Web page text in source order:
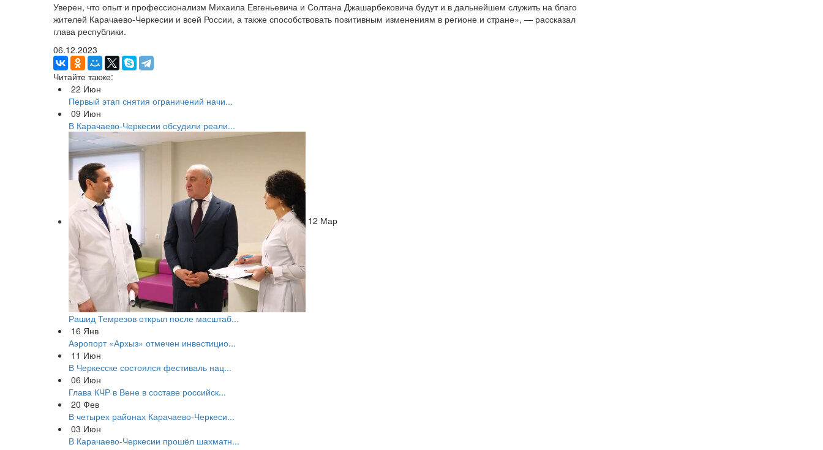
Уверен, что опыт и профессионализм Михаила Евгеньевича и Солтана Джашарбековича будут и в дальнейшем служить на благо
жителей Карачаево-Черкесии и всей России, а также способствовать позитивным изменениям в регионе и стране», — рассказал
глава республики.
06.12.2023
Читайте также:
22 Июн
Первый этап снятия ограничений начи...
09 Июн
В Карачаево-Черкесии обсудили реали...
12 Мар
Рашид Темрезов открыл после масштаб...
16 Янв
Аэропорт «Архыз» отмечен инвестицио...
11 Июн
В Черкесске состоялся фестиваль нац...
06 Июн
Глава КЧР в Вене в составе российск...
20 Фев
В четырех районах Карачаево-Черкеси...
03 Июн
В Карачаево-Черкесии прошёл шахматн...